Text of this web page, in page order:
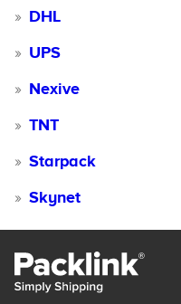
DHL
UPS
Nexive
TNT
Starpack
Skynet